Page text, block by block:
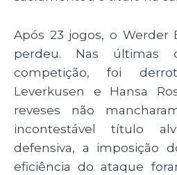
Após 23 jogos, o
perdeu. Nas últimas
competição, foi
Leverkusen e Hansa
reveses não
incontestável título
defensiva, a imposição
eficiência do ataque